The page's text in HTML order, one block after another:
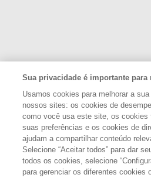
Sua privacidade é importante para
Usamos cookies para melhorar a
nossos sites: os cookies de
como você usa este site, os cookies
suas preferências e os cookies de
ajudam a compartilhar conteúdo
Selecione “Aceitar todos” para dar
todos os cookies, selecione
para gerenciar os diferentes cookies